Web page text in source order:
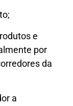
e
por
da
a